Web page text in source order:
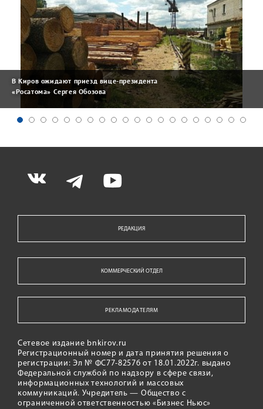
В Киров ожидают приезд вице-президента
«Росатома» Сергея Обозова
РЕДАКЦИЯ
КОММЕРЧЕСКИЙ ОТДЕЛ
РЕКЛАМОДАТЕЛЯМ
Сетевое издание bnkirov.ru
Регистрационный номер и дата принятия решения о
регистрации: Эл № ФС77-82576 от 18.01.2022г. выдано
Федеральной службой по надзору в сфере связи,
информационных технологий и массовых
коммуникаций. Учредитель — Общество с
ограниченной ответственностью «Бизнес Ньюс»